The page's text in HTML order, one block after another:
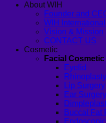
About WIH
Founder and
WIH
Vision & Mission
CONTACT US
Cosmetic
Facial Cosmetic
Eyelid
Rhinoplasty
Lip Surgery
Ear Surgery
Buccal Fat